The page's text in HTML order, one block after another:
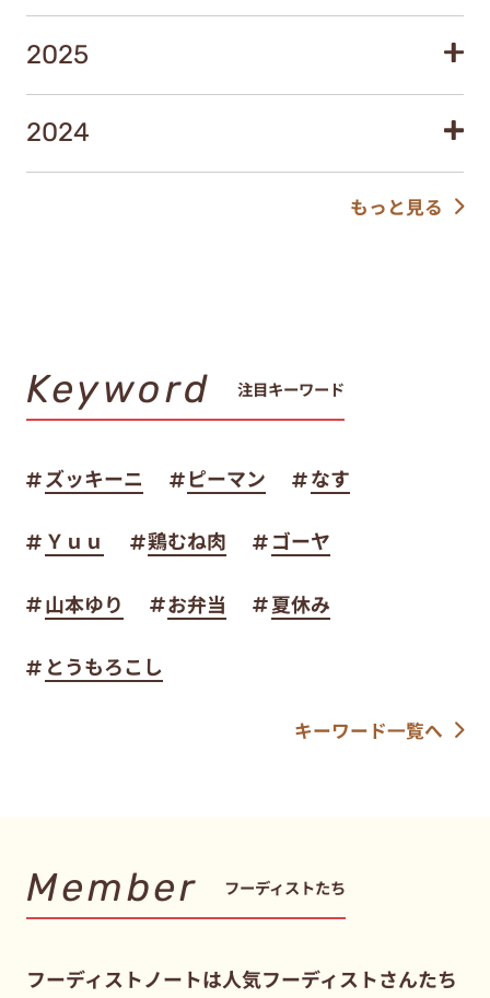
2025
2024
もっと見る
Keyword 注目キーワード
ズッキーニ ピーマン なす
Ｙｕｕ 鶏むね肉 ゴーヤ
山本ゆり お弁当 夏休み
とうもろこし
キーワード一覧へ
Member フーディストたち
フーディストノートは人気フーディストさんたち